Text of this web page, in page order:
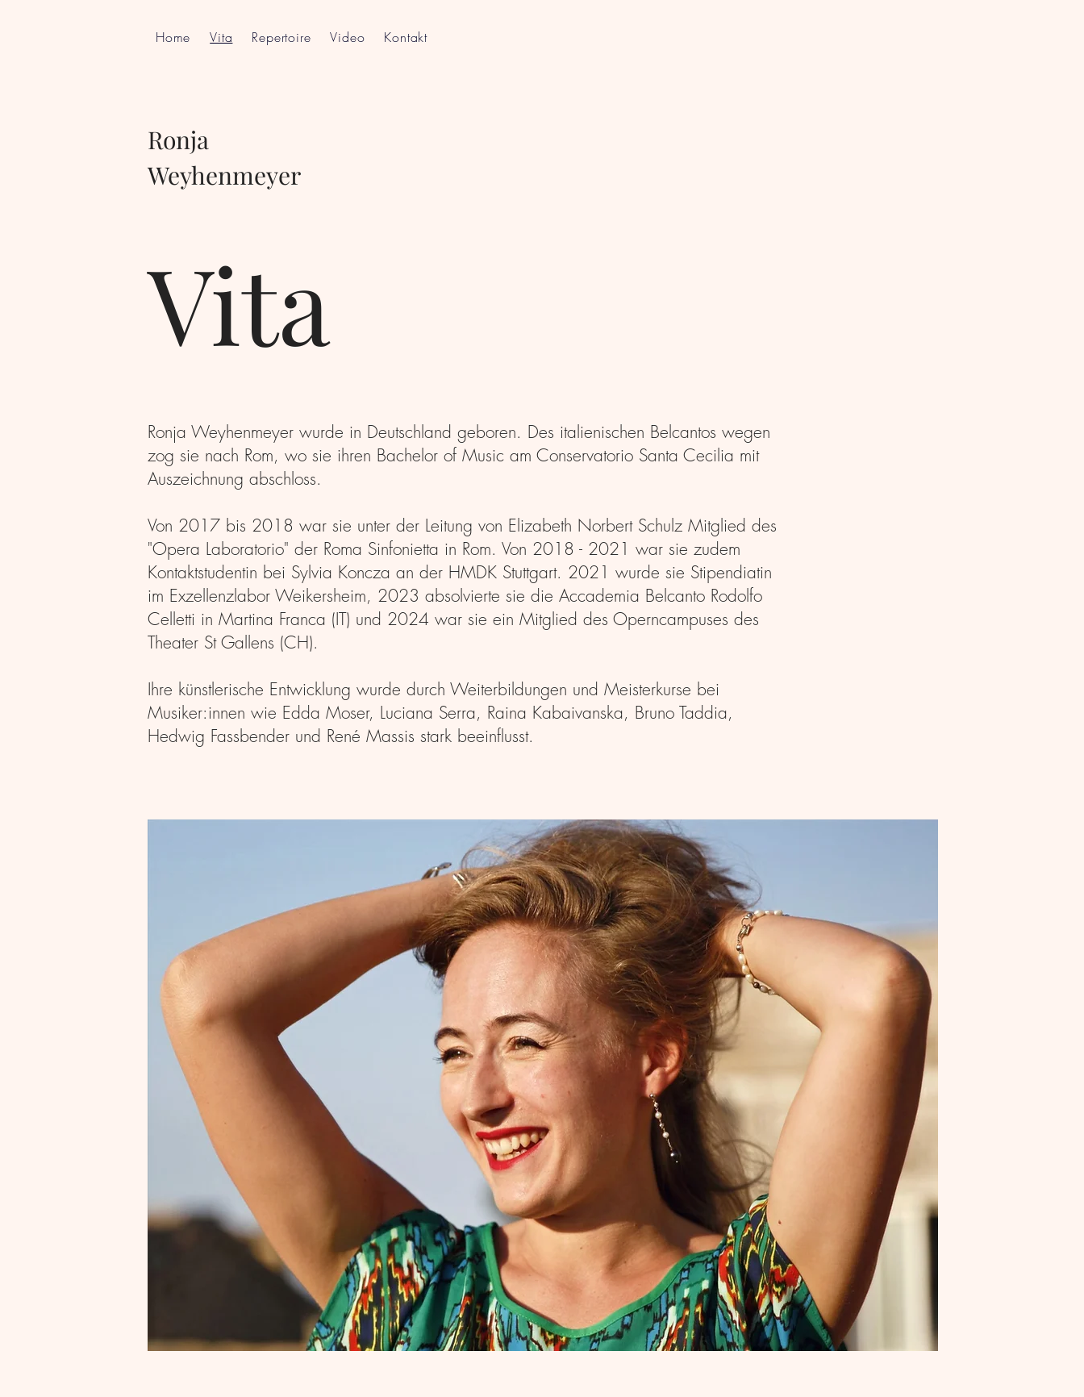
Home Vita Repertoire Video Kontakt
Ronja Weyhenmeyer wurde in Deutschland geboren. Des italienischen Belcantos wegen
zog sie nach Rom, wo sie ihren Bachelor of Music am Conservatorio Santa Cecilia mit
Auszeichnung abschloss.
Von 2017 bis 2018 war sie unter der Leitung von Elizabeth Norbert Schulz Mitglied des
"Opera Laboratorio" der Roma Sinfonietta in Rom. Von 2018 - 2021 war sie zudem
Kontaktstudentin bei Sylvia Koncza an der HMDK Stuttgart. 2021 wurde sie Stipendiatin
im Exzellenzlabor Weikersheim, 2023 absolvierte sie die Accademia Belcanto Rodolfo
Celletti in Martina Franca (IT) und 2024 war sie ein Mitglied des Operncampuses des
Theater St Gallens (CH).
Ihre künstlerische Entwicklung wurde durch Weiterbildungen und Meisterkurse bei
Musiker:innen wie Edda Moser, Luciana Serra, Raina Kabaivanska, Bruno Taddia,
Hedwig Fassbender und René Massis stark beeinflusst.
Ronja
Weyhenmeyer
Vita